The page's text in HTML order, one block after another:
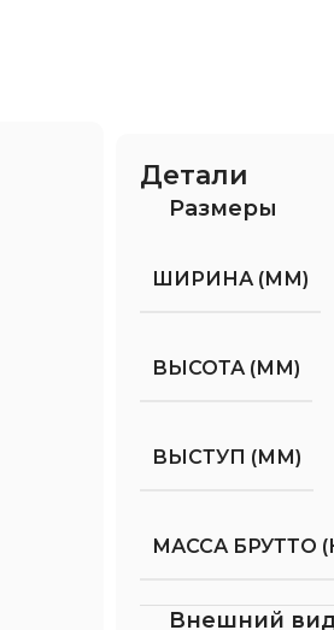
Детали
Размеры
ШИРИНА (ММ)
ВЫСОТА (ММ)
ВЫСТУП (ММ)
МАССА БРУТТО
Внешний